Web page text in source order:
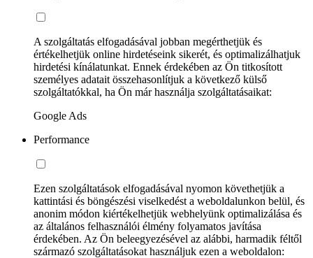
A szolgáltatás elfogadásával jobban megérthetjük és
értékelhetjük online hirdetéseink sikerét, és optimalizálhatjuk
hirdetési kínálatunkat. Ennek érdekében az Ön titkosított
személyes adatait összehasonlítjuk a következő külső
szolgáltatókkal, ha Ön már használja szolgáltatásaikat:
Google Ads
Performance
Ezen szolgáltatások elfogadásával nyomon követhetjük a
kattintási és böngészési viselkedést a weboldalunkon belül, és
anonim módon kiértékelhetjük webhelyünk optimalizálása és
az általános felhasználói élmény folyamatos javítása
érdekében. Az Ön beleegyezésével az alábbi, harmadik féltől
származó szolgáltatásokat használjuk ezen a weboldalon: